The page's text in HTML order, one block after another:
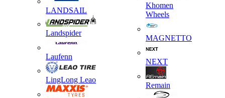
LANDSAIL
Landspider
Laufenn
LingLong Leao
Khomen
Wheels
MAGNETTO
NEXT
Remain